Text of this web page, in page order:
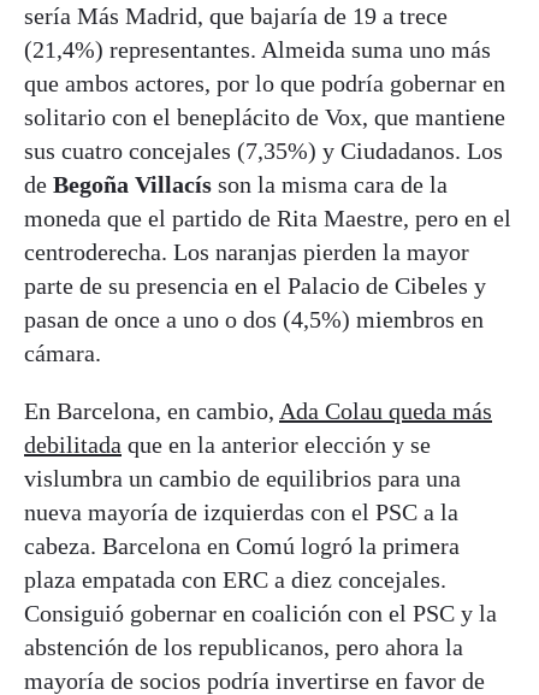
sería Más Madrid, que bajaría de 19 a trece
(21,4%) representantes. Almeida suma uno más
que ambos actores, por lo que podría gobernar en
solitario con el beneplácito de Vox, que mantiene
sus cuatro concejales (7,35%) y Ciudadanos. Los
de Begoña Villacís son la misma cara de la
moneda que el partido de Rita Maestre, pero en el
centroderecha. Los naranjas pierden la mayor
parte de su presencia en el Palacio de Cibeles y
pasan de once a uno o dos (4,5%) miembros en
cámara.
En Barcelona, en cambio, Ada Colau queda más
debilitada que en la anterior elección y se
vislumbra un cambio de equilibrios para una
nueva mayoría de izquierdas con el PSC a la
cabeza. Barcelona en Comú logró la primera
plaza empatada con ERC a diez concejales.
Consiguió gobernar en coalición con el PSC y la
abstención de los republicanos, pero ahora la
mayoría de socios podría invertirse en favor de